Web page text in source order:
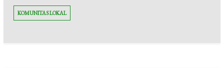
KOMUNITAS LOKAL